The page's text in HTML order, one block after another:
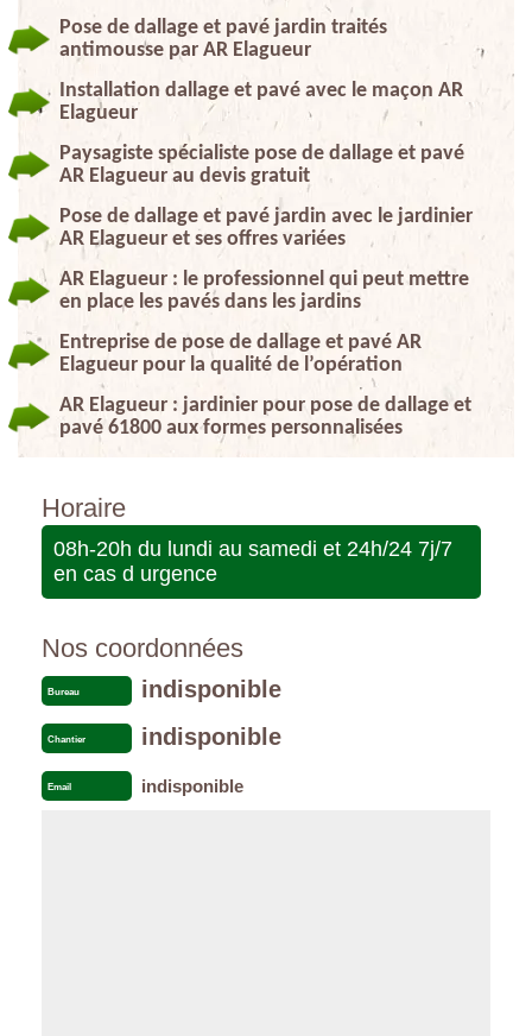
Pose de dallage et pavé jardin traités
antimousse par AR Elagueur
Installation dallage et pavé avec le maçon AR
Elagueur
Paysagiste spécialiste pose de dallage et pavé
AR Elagueur au devis gratuit
Pose de dallage et pavé jardin avec le jardinier
AR Elagueur et ses offres variées
AR Elagueur : le professionnel qui peut mettre
en place les pavés dans les jardins
Entreprise de pose de dallage et pavé AR
Elagueur pour la qualité de l’opération
AR Elagueur : jardinier pour pose de dallage et
pavé 61800 aux formes personnalisées
Horaire
08h-20h du lundi au samedi et 24h/24 7j/7
en cas d urgence
Nos coordonnées
Bureau indisponible
Chantier indisponible
Email indisponible